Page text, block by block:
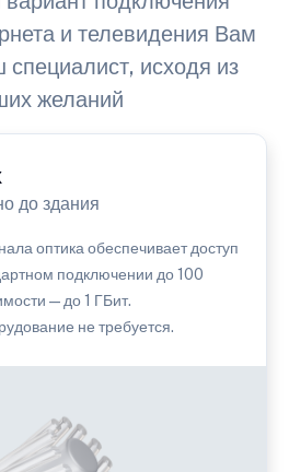
и телевидения Вам
исходя из
желаний
до здания
оптика обеспечивает доступ
подключении до 100
— до 1 ГБит.
не требуется.